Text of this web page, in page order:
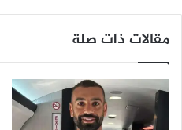
مقالات ذات صلة